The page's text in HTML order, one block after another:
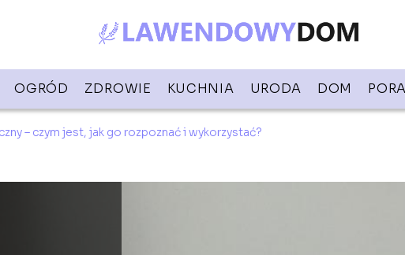
OGRÓD ZDROWIE KUCHNIA URODA DOM
– czym jest, jak go rozpoznać i wykorzystać?